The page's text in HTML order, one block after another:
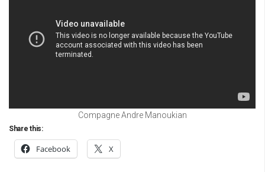
Compagne Andre Manoukian
Share this:
Facebook X